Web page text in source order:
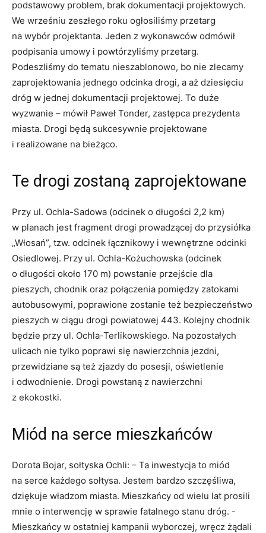
podstawowy problem, brak dokumentacji projektowych.
We wrześniu zeszłego roku ogłosiliśmy przetarg
na wybór projektanta. Jeden z wykonawców odmówił
podpisania umowy i powtórzyliśmy przetarg.
Podeszliśmy do tematu nieszablonowo, bo nie zlecamy
zaprojektowania jednego odcinka drogi, a aż dziesięciu
dróg w jednej dokumentacji projektowej. To duże
wyzwanie – mówił Paweł Tonder, zastępca prezydenta
miasta. Drogi będą sukcesywnie projektowane
i realizowane na bieżąco.
Te drogi zostaną zaprojektowane
Przy ul. Ochla-Sadowa (odcinek o długości 2,2 km)
w planach jest fragment drogi prowadzącej do przysiółka
„Włosań”, tzw. odcinek łącznikowy i wewnętrzne odcinki
Osiedlowej. Przy ul. Ochla-Kożuchowska (odcinek
o długości około 170 m) powstanie przejście dla
pieszych, chodnik oraz połączenia pomiędzy zatokami
autobusowymi, poprawione zostanie też bezpieczeństwo
pieszych w ciągu drogi powiatowej 443. Kolejny chodnik
będzie przy ul. Ochla-Terlikowskiego. Na pozostałych
ulicach nie tylko poprawi się nawierzchnia jezdni,
przewidziane są też zjazdy do posesji, oświetlenie
i odwodnienie. Drogi powstaną z nawierzchni
z ekokostki.
Miód na serce mieszkańców
Dorota Bojar, sołtyska Ochli: – Ta inwestycja to miód
na serce każdego sołtysa. Jestem bardzo szczęśliwa,
dziękuje władzom miasta. Mieszkańcy od wielu lat prosili
mnie o interwencję w sprawie fatalnego stanu dróg. -
Mieszkańcy w ostatniej kampanii wyborczej, wręcz żądali